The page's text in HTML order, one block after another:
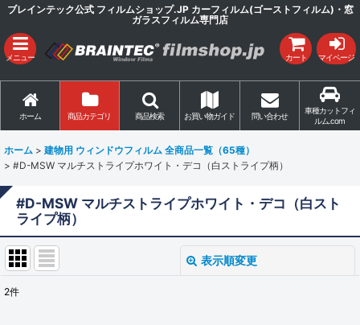
ブレインテック公式 フィルムショップ.JP カーフィルム(ゴーストフィルム)・窓
ガラスフィルム専門店
メニュー カート マイページ
ホーム 商品カテゴリ 商品検索 お買い物ガイド 問い合わせ
車種カットフィ
ルム.com
ホーム > 建物用 ウィンドウフィルム 全商品一覧（65種）
> #D-MSW マルチストライプホワイト・デコ（白ストライプ柄）
#D-MSW マルチストライプホワイト・デコ（白スト
ライプ柄）
表示順変更
2件